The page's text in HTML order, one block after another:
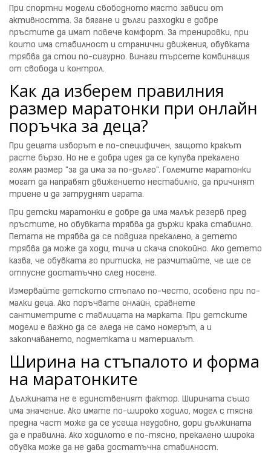
При спортни модели свободното място зависи от
активността. За бягане и дълги разходки е добре
пръстите да имат повече комфорт. За тренировки, при
които има стабилност и странични движения, обувката
трябва да стои по-сигурно. Винаги търсете комбинация
от свобода и контрол.
Как да изберем правилния
размер маратонки при онлайн
поръчка за деца?
При децата изборът е по-специфичен, защото кракът
расте бързо. Но не е добра идея да се купува прекалено
голям размер "за да има за по-дълго". Големите маратонки
могат да направят движението нестабилно, да причинят
триене и да затруднят играта.
При детски маратонки е добре да има малък резерв пред
пръстите, но обувката трябва да държи крака стабилно.
Петата не трябва да се повдига прекалено, а детето
трябва да може да ходи, тича и скача спокойно. Ако детето
казва, че обувката го притиска, не разчитайте, че ще се
отпусне достатъчно след носене.
Измервайте детското стъпало по-често, особено при по-
малки деца. Ако поръчвате онлайн, сравнете
сантиметрите с таблицата на марката. При детските
модели е важно да се гледа не само номерът, а и
закопчаването, подметката и материалът.
Ширина на стъпалото и форма
на маратонките
Дължината не е единственият фактор. Ширината също
има значение. Ако имате по-широко ходило, модел с тясна
предна част може да се усеща неудобно, дори дължината
да е правилна. Ако ходилото е по-тясно, прекалено широка
обувка може да не дава достатъчна стабилност.